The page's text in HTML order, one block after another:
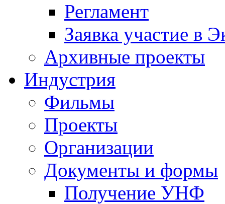
Регламент
Заявка участие в
Архивные проекты
Индустрия
Фильмы
Проекты
Организации
Документы и формы
Получение УНФ